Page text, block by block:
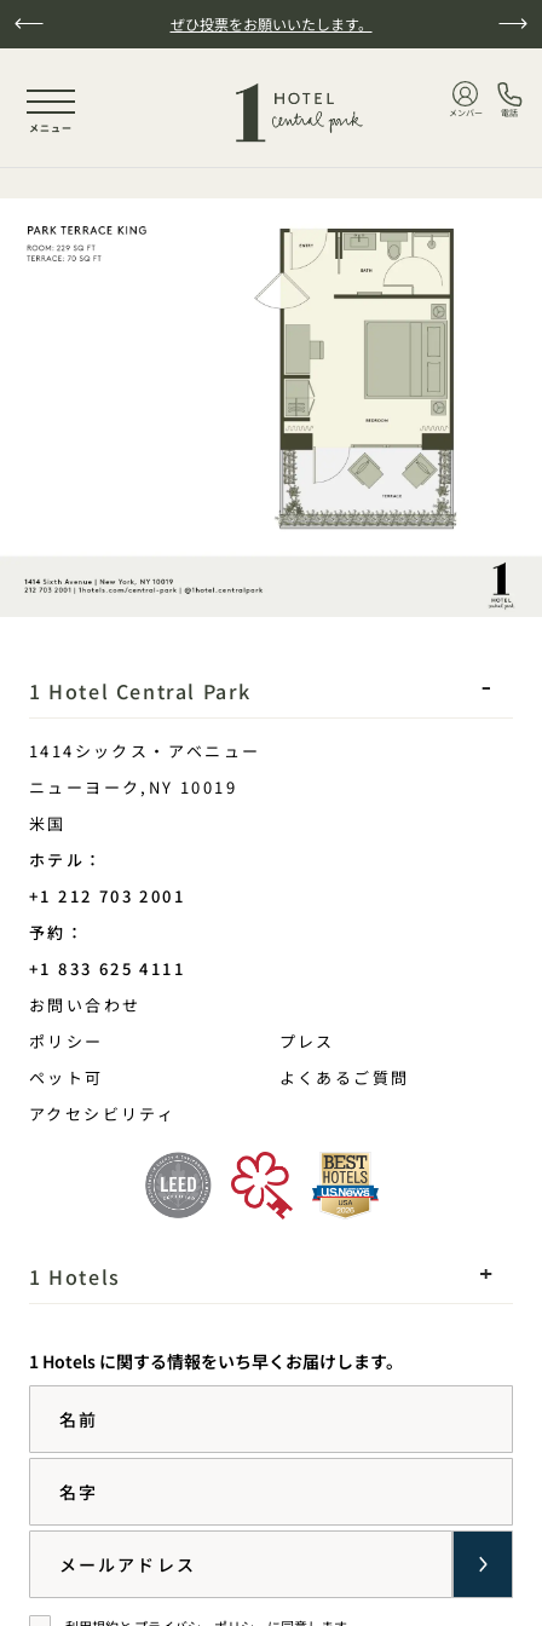
本文へスキップ ぜひ投票をお願いいたします。
NaN / 5
メニュー
メンバー 電話
1 Hotel Central Park
1414シックス・アベニュー
ニューヨーク , NY 10019
米国
ホテル：
+1 212 703 2001
予約：
+1 833 625 4111
お問い合わせ
ポリシー
ペット可
アクセシビリティ
プレス
よくあるご質問
1 Hotels
私たちのストーリー
サステナビリティ
プレス情報
ョップ
採用情報
1 Hotels に関する情報をいち早くお届けします。